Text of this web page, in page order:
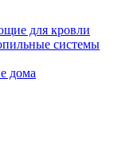
для кровли
системы
дома